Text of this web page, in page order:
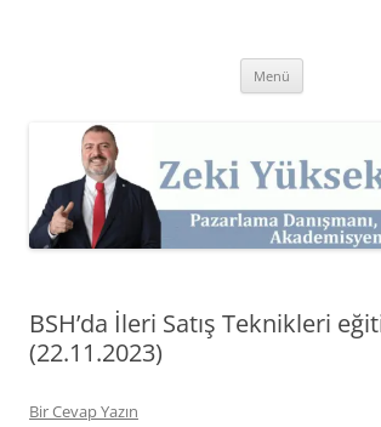
Kişisel Web Sitesi.
Menü
BSH’da İleri Satış Teknikleri
(22.11.2023)
Bir Cevap Yazın